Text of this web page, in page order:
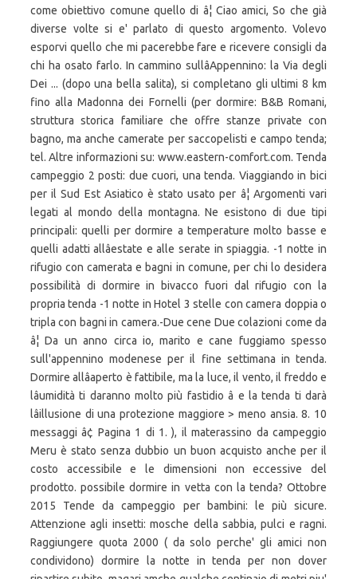
come obiettivo comune quello di â¦ Ciao amici, So che già
diverse volte si e' parlato di questo argomento. Volevo
esporvi quello che mi pacerebbe fare e ricevere consigli da
chi ha osato farlo. In cammino sullâAppennino: la Via degli
Dei ... (dopo una bella salita), si completano gli ultimi 8 km
fino alla Madonna dei Fornelli (per dormire: B&B Romani,
struttura storica familiare che offre stanze private con
bagno, ma anche camerate per saccopelisti e campo tenda;
tel. Altre informazioni su: www.eastern-comfort.com. Tenda
campeggio 2 posti: due cuori, una tenda. Viaggiando in bici
per il Sud Est Asiatico è stato usato per â¦ Argomenti vari
legati al mondo della montagna. Ne esistono di due tipi
principali: quelli per dormire a temperature molto basse e
quelli adatti allâestate e alle serate in spiaggia. -1 notte in
rifugio con camerata e bagni in comune, per chi lo desidera
possibilità di dormire in bivacco fuori dal rifugio con la
propria tenda -1 notte in Hotel 3 stelle con camera doppia o
tripla con bagni in camera.-Due cene Due colazioni come da
â¦ Da un anno circa io, marito e cane fuggiamo spesso
sull'appennino modenese per il fine settimana in tenda.
Dormire allâaperto è fattibile, ma la luce, il vento, il freddo e
lâumidità ti daranno molto più fastidio â e la tenda ti darà
lâillusione di una protezione maggiore > meno ansia. 8. 10
messaggi â¢ Pagina 1 di 1. ), il materassino da campeggio
Meru è stato senza dubbio un buon acquisto anche per il
costo accessibile e le dimensioni non eccessive del
prodotto. possibile dormire in vetta con la tenda? Ottobre
2015 Tende da campeggio per bambini: le più sicure.
Attenzione agli insetti: mosche della sabbia, pulci e ragni.
Raggiungere quota 2000 ( da solo perche' gli amici non
condividono) dormire la notte in tenda per non dover